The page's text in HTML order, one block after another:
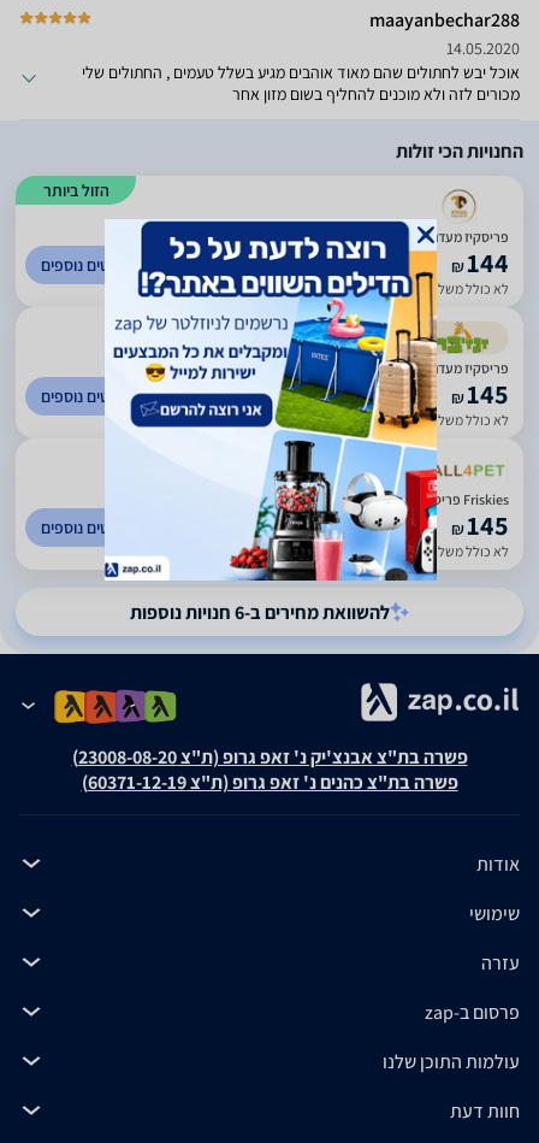
maayanbechar288
14.05.2020
אוכל יבש לחתולים שהם מאוד אוהבים מגיע בשלל טעמים , החתולים שלי
מכורים לזה ולא מוכנים להחליף בשום מזון אחר
החנויות הכי זולות
הזול ביותר
פריסקיז מעדני החתול 7.2 ק"ג - Frieskies Surfin Turfin
₪144
לא כולל משלוח עד 3 ימי עסקים
לפרטים נוספים
פריסקיז מעדני החתול 7.27 ק"ג - Friskies לבוגרים
₪145
לא כולל משלוח עד 3 ימי עסקים
לפרטים נוספים
1
848
)
Friskies פריסקיז 7.2 ק''ג מזון יבש לחתולים (מעדני החתול)
₪145
לא כולל משלוח עד 3 ימי עסקים
לפרטים נוספים
להשוואת מחירים ב-6 חנויות נוספות
פשרה בת"צ אבנצ'יק נ' זאפ גרופ (ת"צ 23008-08-20)
פשרה בת"צ כהנים נ' זאפ גרופ (ת"צ 60371-12-19)
אודות
שימושי
עזרה
פרסום ב-zap
עולמות התוכן שלנו
חוות דעת